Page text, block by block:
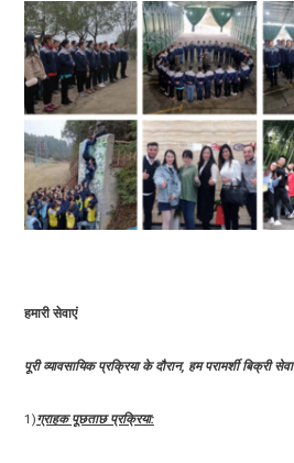
हमारी सेवाएं
पूरी व्यावसायिक प्रक्रिया के दौरान, हम परामर्शी बिक्री
1)ग्राहक पूछताछ प्रक्रिया: